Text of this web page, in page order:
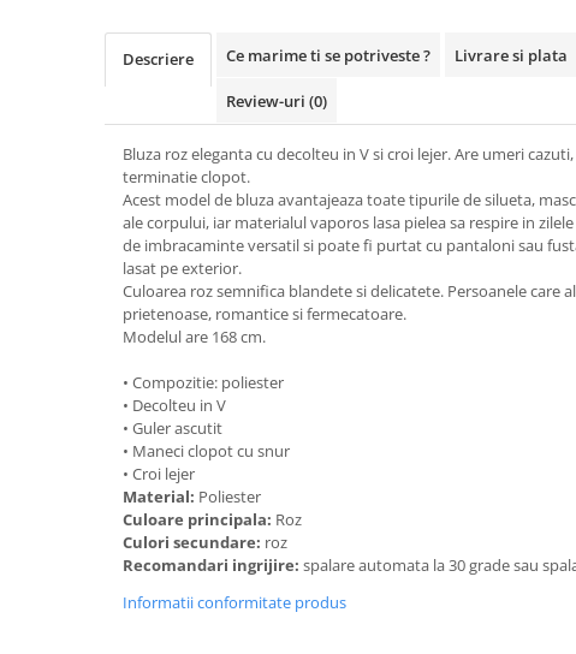
Descriere Ce marime ti se potriveste ? Livrare si plata
Review-uri (0)
Bluza roz eleganta cu decolteu in V si croi lejer. Are umeri
terminatie clopot.
Acest model de bluza avantajeaza toate tipurile de silueta,
ale corpului, iar materialul vaporos lasa pielea sa respire in
de imbracaminte versatil si poate fi purtat cu pantaloni sau
lasat pe exterior.
Culoarea roz semnifica blandete si delicatete. Persoanele care
prietenoase, romantice si fermecatoare.
Modelul are 168 cm.
• Compozitie: poliester
• Decolteu in V
• Guler ascutit
• Maneci clopot cu snur
• Croi lejer
Material: Poliester
Culoare principala: Roz
Culori secundare: roz
Recomandari ingrijire: spalare automata la 30 grade sau
Informatii conformitate produs